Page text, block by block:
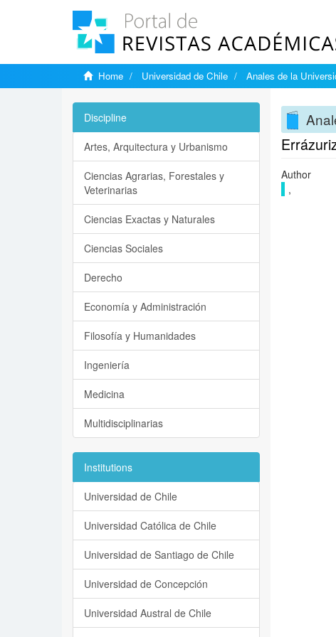
Home Universidad de Chile Anales de la
Author
,
Discipline
Artes, Arquitectura y Urbanismo
Ciencias Agrarias, Forestales y
Veterinarias
Ciencias Exactas y Naturales
Ciencias Sociales
Derecho
Economía y Administración
Filosofía y Humanidades
Ingeniería
Medicina
Multidisciplinarias
Institutions
Universidad de Chile
Universidad Católica de Chile
Universidad de Santiago de Chile
Universidad de Concepción
Universidad Austral de Chile